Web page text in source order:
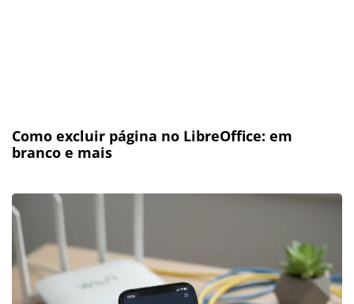
Como excluir página no LibreOffice: em
branco e mais